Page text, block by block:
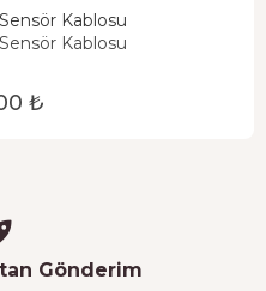
Kablosu
Kablosu
₺
Gönderim